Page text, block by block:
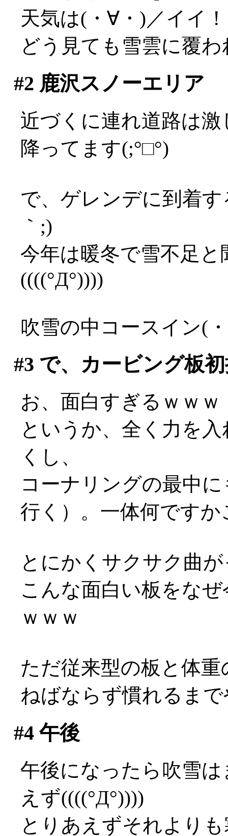
天気は(・∀・)／イイ
どう見ても雪雲に覆
#2 鹿沢スノーエリア
近づくに連れ道路は
降ってます(;°□°)
で、ゲレンデに到着
｀;)
今年は暖冬で雪不足
((((°Д°))))
吹雪の中コースイン(
#3 で、カービング板
お、面白すぎるｗｗｗ
というか、全く力を
くし、
コーナリングの最中
行く）。一体何ですか
とにかくサクサク曲
こんな面白い板をな
ｗｗｗ
ただ従来型の板と体
ねばならず慣れるま
#4午後
午後になったら吹雪
えず((((°Д°))))
とりあえずそれより